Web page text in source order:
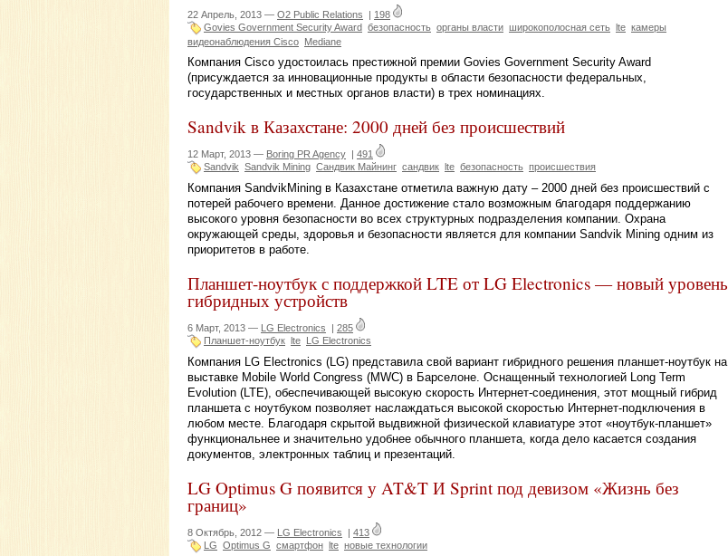
22 Апрель, 2013 — O2 Public Relations
198
Govies Government Security Award безопасность органы власти широкополосная сеть lte камеры
видеонаблюдения Cisco Mediane
Компания Cisco удостоилась престижной премии Govies Government Security Award
(присуждается за инновационные продукты в области безопасности федеральных,
государственных и местных органов власти) в трех номинациях.
Sandvik в Казахстане: 2000 дней без происшествий
12 Март, 2013 — Boring PR Agency | 491
Sandvik Sandvik Mining Сандвик Майнинг сандвик lte безопасность происшествия
Компания SandvikMining в Казахстане отметила важную дату – 2000 дней без происшествий с
потерей рабочего времени. Данное достижение стало возможным благодаря поддержанию
высокого уровня безопасности во всех структурных подразделения компании. Охрана
окружающей среды, здоровья и безопасности является для компании Sandvik Mining одним из
приоритетов в работе.
Планшет-ноутбук с поддержкой LTE от LG Electronics — новый уровень
гибридных устройств
6 Март, 2013 — LG Electronics | 285
Планшет-ноутбук lte LG Electronics
Компания LG Electronics (LG) представила свой вариант гибридного решения планшет-ноутбук на
выставке Mobile World Congress (MWC) в Барселоне. Оснащенный технологией Long Term
Evolution (LTE), обеспечивающей высокую скорость Интернет-соединения, этот мощный гибрид
планшета с ноутбуком позволяет наслаждаться высокой скоростью Интернет-подключения в
любом месте. Благодаря скрытой выдвижной физической клавиатуре этот «ноутбук-планшет»
функциональнее и значительно удобнее обычного планшета, когда дело касается создания
документов, электронных таблиц и презентаций.
LG Optimus G появится у AT&T И Sprint под девизом «Жизнь без
границ»
8 Октябрь, 2012 — LG Electronics | 413
LG Optimus G смартфон lte новые технологии